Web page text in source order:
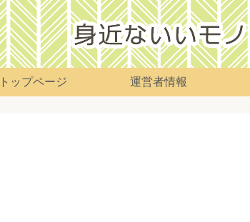
トップページ 運営者情報